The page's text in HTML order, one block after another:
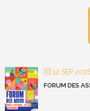
12 SEP
FORUM DES